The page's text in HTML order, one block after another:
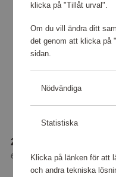
212 080 poäng
eller
2 651 kr
klicka på "Tillåt urval".
Om du vill ändra ditt
det genom att klicka på
sidan.
Nödvändiga
Statistiska
Klicka på länken för att
och andra tekniska